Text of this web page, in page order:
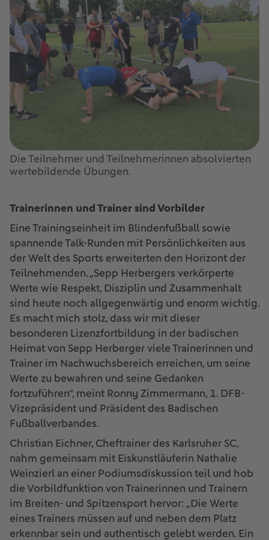
Die Teilnehmer und Teilnehmerinnen absolvierten
wertebildende Übungen.
Trainerinnen und Trainer sind Vorbilder
Eine Trainingseinheit im Blindenfußball sowie
spannende Talk-Runden mit Persönlichkeiten aus
der Welt des Sports erweiterten den Horizont der
Teilnehmenden. „Sepp Herbergers verkörperte
Werte wie Respekt, Disziplin und Zusammenhalt
sind heute noch allgegenwärtig und enorm wichtig.
Es macht mich stolz, dass wir mit dieser
besonderen Lizenzfortbildung in der badischen
Heimat von Sepp Herberger viele Trainerinnen und
Trainer im Nachwuchsbereich erreichen, um seine
Werte zu bewahren und seine Gedanken
fortzuführen“, meint Ronny Zimmermann, 1. DFB-
Vizepräsident und Präsident des Badischen
Fußballverbandes.
Christian Eichner, Cheftrainer des Karlsruher SC,
nahm gemeinsam mit Eiskunstläuferin Nathalie
Weinzierl an einer Podiumsdiskussion teil und hob
die Vorbildfunktion von Trainerinnen und Trainern
im Breiten- und Spitzensport hervor: „Die Werte
eines Trainers müssen auf und neben dem Platz
erkennbar sein und authentisch gelebt werden. Ein